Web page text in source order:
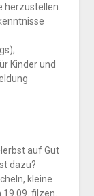
herzustellen.
Kinder und
auf Gut
dazu?
kleine
filzen.